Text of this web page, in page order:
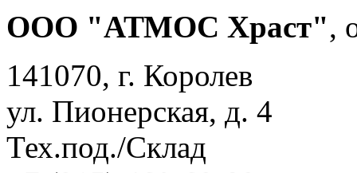
ООО "АТМОС Храст",
141070, г. Королев
ул. Пионерская, д. 4
Тех.под./Склад